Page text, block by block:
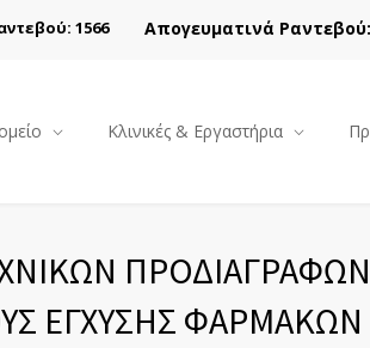
1566 Απογευματινά Ραντεβού:
Κλινικές & Εργαστήρια
ΠΡΟΔΙΑΓΡΑΦΩΝ
ΕΓΧΥΣΗΣ ΦΑΡΜΑΚΩΝ